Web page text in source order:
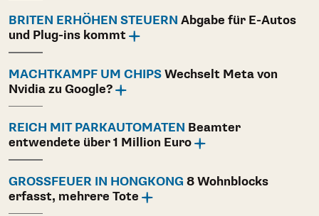
BRITEN ERHÖHEN STEUERN Abgabe für E-Autos
und Plug-ins kommt
MACHTKAMPF UM CHIPS Wechselt Meta von
Nvidia zu Google?
REICH MIT PARKAUTOMATEN Beamter
entwendete über 1 Million Euro
GROSSFEUER IN HONGKONG
8 Wohnblocks
erfasst, mehrere Tote